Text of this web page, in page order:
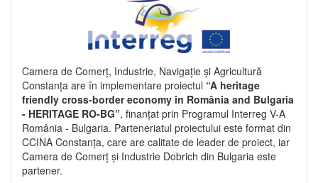
Camera de Comerț, Industrie, Navigație și Agricultură
Constanța are în implementare proiectul “A heritage
friendly cross-border economy in România and Bulgaria
- HERITAGE RO-BG”, finanțat prin Programul Interreg V-A
România - Bulgaria. Parteneriatul proiectului este format din
CCINA Constanța, care are calitate de leader de proiect, iar
Camera de Comerț și Industrie Dobrich din Bulgaria este
partener.